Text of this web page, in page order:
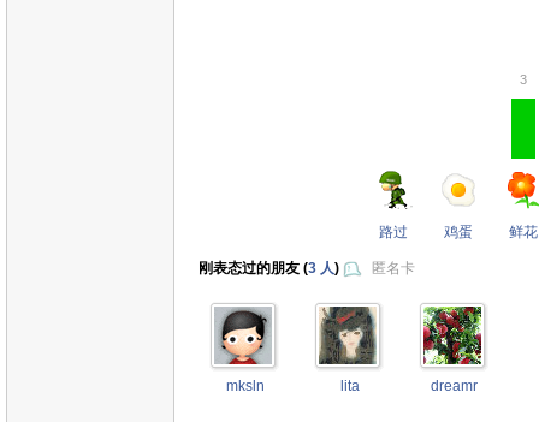
路过 鸡蛋
3
鲜花
刚表态过的朋友 (3 人) 匿名卡
mksln lita dreamr